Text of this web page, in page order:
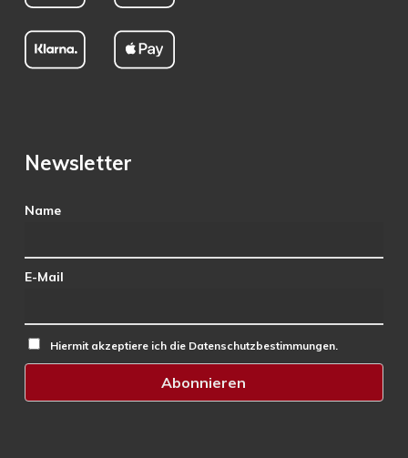
Newsletter
Name
E-Mail
Hiermit akzeptiere ich die Datenschutzbestimmungen.